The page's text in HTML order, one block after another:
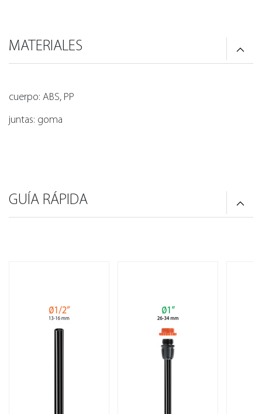
MATERIALES
cuerpo: ABS, PP
juntas: goma
GUÍA RÁPIDA